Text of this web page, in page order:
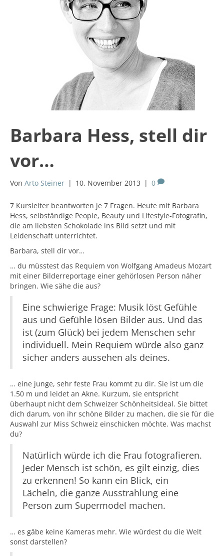
Barbara Hess, stell dir
vor…
Von Arto Steiner | 10. November 2013 | 0
7 Kursleiter beantworten je 7 Fragen. Heute mit Barbara
Hess, selbständige People, Beauty und Lifestyle-Fotografin,
die am liebsten Schokolade ins Bild setzt und mit
Leidenschaft unterrichtet.
Barbara, stell dir vor…
… du müsstest das Requiem von Wolfgang Amadeus Mozart
mit einer Bilderreportage einer gehörlosen Person näher
bringen. Wie sähe die aus?
Eine schwierige Frage: Musik löst Gefühle
aus und Gefühle lösen Bilder aus. Und das
ist (zum Glück) bei jedem Menschen sehr
individuell. Mein Requiem würde also ganz
sicher anders aussehen als deines.
… eine junge, sehr feste Frau kommt zu dir. Sie ist um die
1.50 m und leidet an Akne. Kurzum, sie entspricht
überhaupt nicht dem Schweizer Schönheitsideal. Sie bittet
dich darum, von ihr schöne Bilder zu machen, die sie für die
Auswahl zur Miss Schweiz einschicken möchte. Was machst
du?
Natürlich würde ich die Frau fotografieren.
Jeder Mensch ist schön, es gilt einzig, dies
zu erkennen! So kann ein Blick, ein
Lächeln, die ganze Ausstrahlung eine
Person zum Supermodel machen.
… es gäbe keine Kameras mehr. Wie würdest du die Welt
sonst darstellen?